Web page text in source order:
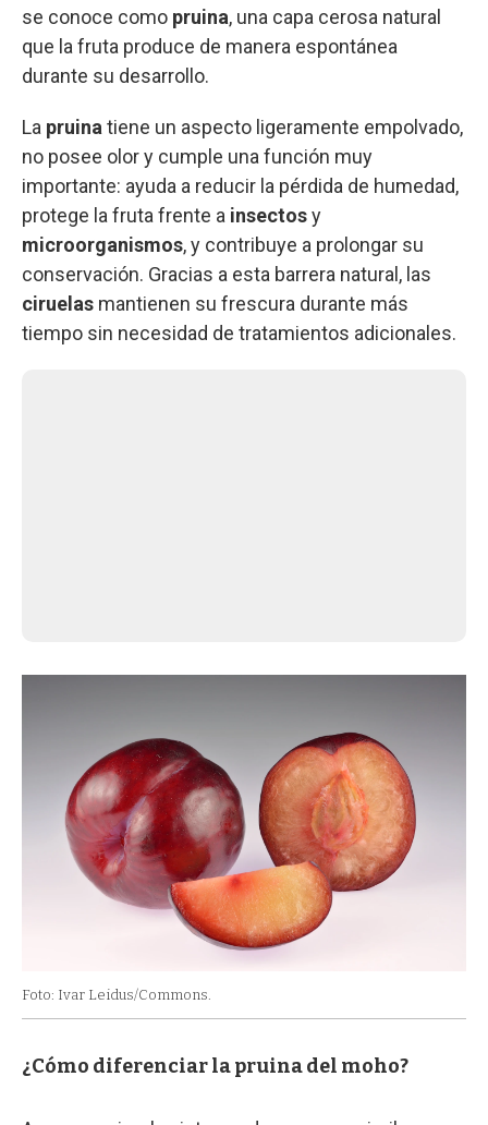
se conoce como pruina, una capa cerosa natural
que la fruta produce de manera espontánea
durante su desarrollo.
La pruina tiene un aspecto ligeramente empolvado,
no posee olor y cumple una función muy
importante: ayuda a reducir la pérdida de humedad,
protege la fruta frente a insectosy
microorganismos, y contribuye a prolongar su
conservación. Gracias a esta barrera natural, las
ciruelas mantienen su frescura durante más
tiempo sin necesidad de tratamientos adicionales.
Foto: Ivar Leidus/Commons.
¿Cómo diferenciar la pruina del moho?